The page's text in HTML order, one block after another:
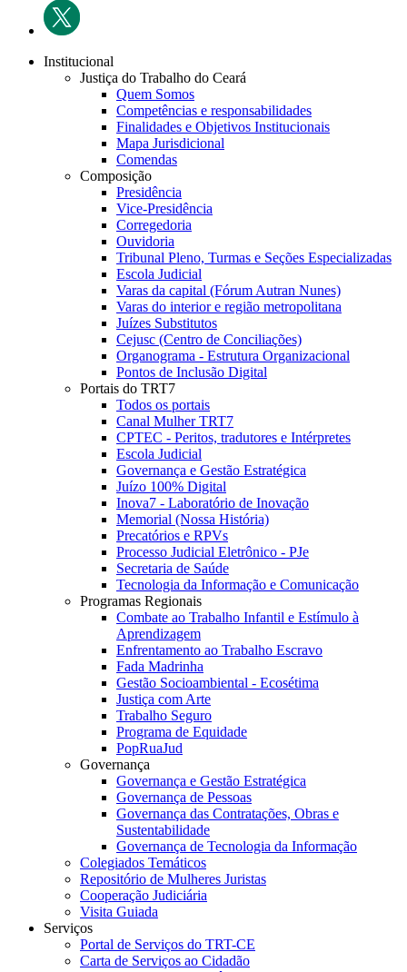
Institucional
Justiça do Trabalho do Ceará
Quem Somos
Competências e responsabilidades
Finalidades e Objetivos Institucionais
Mapa Jurisdicional
Comendas
Composição
Presidência
Vice-Presidência
Corregedoria
Ouvidoria
Tribunal Pleno, Turmas e Seções Especializadas
Escola Judicial
Varas da capital (Fórum Autran Nunes)
Varas do interior e região metropolitana
Juízes Substitutos
Cejusc (Centro de Conciliações)
Organograma - Estrutura Organizacional
Pontos de Inclusão Digital
Portais do TRT7
Todos os portais
Canal Mulher TRT7
CPTEC - Peritos, tradutores e Intérpretes
Escola Judicial
Governança e Gestão Estratégica
Juízo 100% Digital
Inova7 - Laboratório de Inovação
Memorial (Nossa História)
Precatórios e RPVs
Processo Judicial Eletrônico - PJe
Secretaria de Saúde
Tecnologia da Informação e Comunicação
Programas Regionais
Combate ao Trabalho Infantil e Estímulo à
Aprendizagem
Enfrentamento ao Trabalho Escravo
Fada Madrinha
Gestão Socioambiental - Ecosétima
Justiça com Arte
Trabalho Seguro
Programa de Equidade
PopRuaJud
Governança
Governança e Gestão Estratégica
Governança de Pessoas
Governança das Contratações, Obras e
Sustentabilidade
Governança de Tecnologia da Informação
Colegiados Temáticos
Repositório de Mulheres Juristas
Cooperação Judiciária
Visita Guiada
Serviços
Portal de Serviços do TRT-CE
Carta de Serviços ao Cidadão